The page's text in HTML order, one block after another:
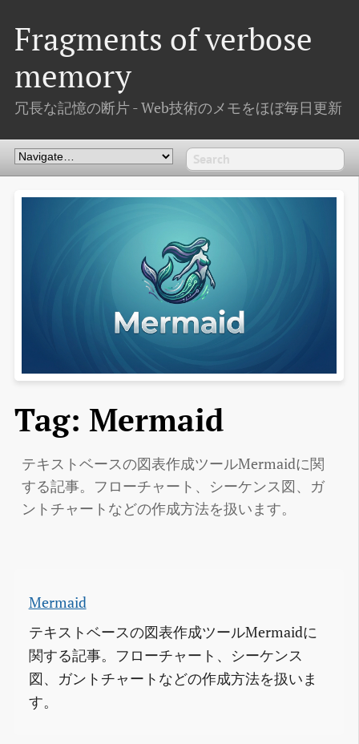
Fragments of verbose
memory
冗長な記憶の断片 - Web技術のメモをほぼ毎日更新
Tag: Mermaid
テキストベースの図表作成ツールMermaidに関
する記事。フローチャート、シーケンス図、ガ
ントチャートなどの作成方法を扱います。
Mermaid
テキストベースの図表作成ツールMermaidに
関する記事。フローチャート、シーケンス
図、ガントチャートなどの作成方法を扱いま
す。